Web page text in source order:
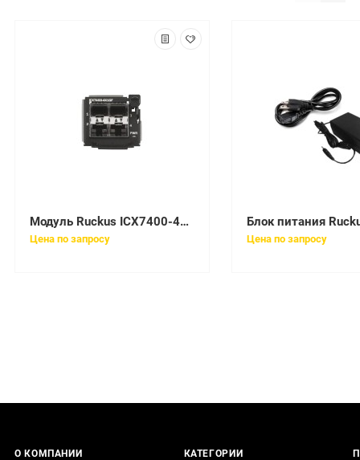
Модуль Ruckus ICX7400-4X1GF
Цена по запросу Цена по запросу
О КОМПАНИИ КАТЕГОРИИ